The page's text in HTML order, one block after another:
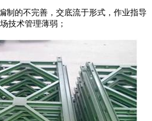
制的不完善，交底流于形式，作业指导
技术管理薄弱；